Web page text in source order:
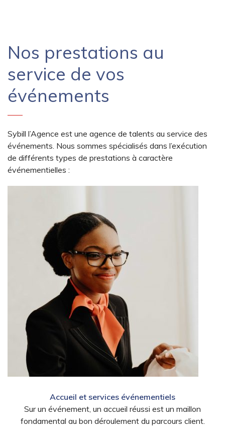
Nos prestations au
service de vos
événements
Sybill l’Agence est une agence de talents au service des
événements. Nous sommes spécialisés dans l’exécution
de différents types de prestations à caractère
événementielles :
Accueil et services événementiels
Sur un événement, un accueil réussi est un maillon
fondamental au bon déroulement du parcours client.